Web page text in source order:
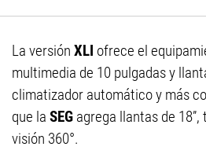
La versión XLI ofrece el
multimedia de 10 pulgadas y
climatizador automático y más
que la SEG agrega llantas de
visión 360°.